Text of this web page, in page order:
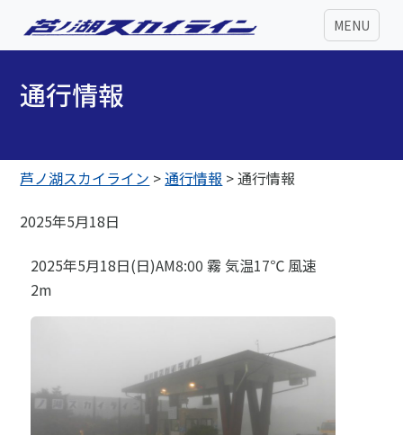
MENU
通行情報
芦ノ湖スカイライン >通行情報 >通行情報
2025年5月18日
2025年5月18日(日)AM8:00 霧 気温17℃ 風速
2m